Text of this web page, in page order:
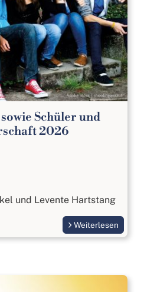
Schüler und
2026
und Levente Hartstang
Weiterlesen